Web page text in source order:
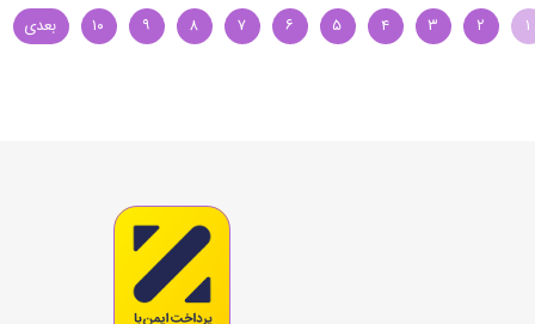
۱ ۲ ۳ ۴ ۵ ۶ ۷ ۸ ۹ ۱۰ بعدی